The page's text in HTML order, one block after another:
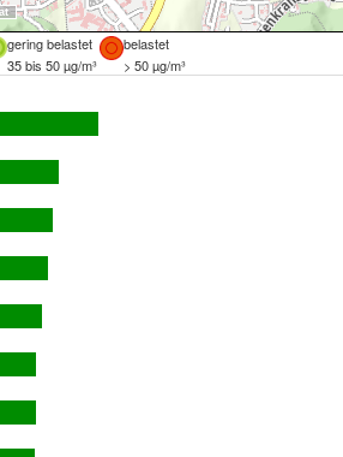
gering belastet
belastet
35 bis 50 µg/m³ > 50 µg/m³